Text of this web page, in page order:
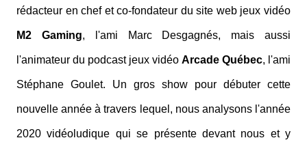
rédacteur en chef et co-fondateur du site web jeux vidéo
M2 Gaming, l'ami Marc Desgagnés, mais aussi
l'animateur du podcast jeux vidéo Arcade Québec, l'ami
Stéphane Goulet. Un gros show pour débuter cette
nouvelle année à travers lequel, nous analysons l'année
2020 vidéoludique qui se présente devant nous et y